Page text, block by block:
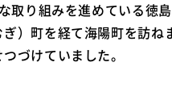
取り組みを進めている徳
）町を経て海陽町を訪
づけていました。